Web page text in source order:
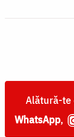
Alătură-te
WhatsApp,